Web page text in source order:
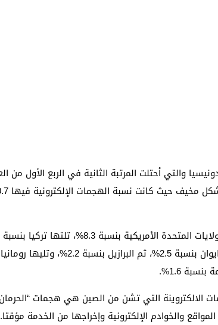
1.6%.
والخوادم الإلكترونية وإخراجها من الخدمة مؤقتا.